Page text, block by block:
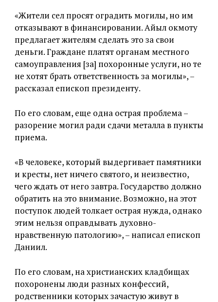
«Жители сел просят оградить могилы, но им
отказывают в финансировании. Айыл окмоту
предлагает жителям сделать это за свои
деньги. Граждане платят органам местного
самоуправления [за] похоронные услуги, но те
не хотят брать ответственность за могилы», –
рассказал епископ президенту.
По его словам, еще одна острая проблема –
разорение могил ради сдачи металла в пункты
приема.
«В человеке, который выдергивает памятники
и кресты, нет ничего святого, и неизвестно,
чего ждать от него завтра. Государство должно
обратить на это внимание. Возможно, на этот
поступок людей толкает острая нужда, однако
этим нельзя оправдывать духовно-
нравственную патологию», – написал епископ
Даниил.
По его словам, на христианских кладбищах
похоронены люди разных конфессий,
родственники которых зачастую живут в